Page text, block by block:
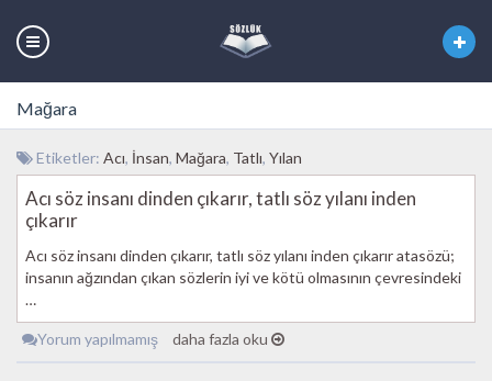
Mağara
Etiketler: Acı, İnsan, Mağara, Tatlı, Yılan
Acı söz insanı dinden çıkarır, tatlı söz yılanı inden
çıkarır
Acı söz insanı dinden çıkarır, tatlı söz yılanı inden çıkarır atasözü;
insanın ağzından çıkan sözlerin iyi ve kötü olmasının çevresindeki
…
Yorum yapılmamış daha fazla oku